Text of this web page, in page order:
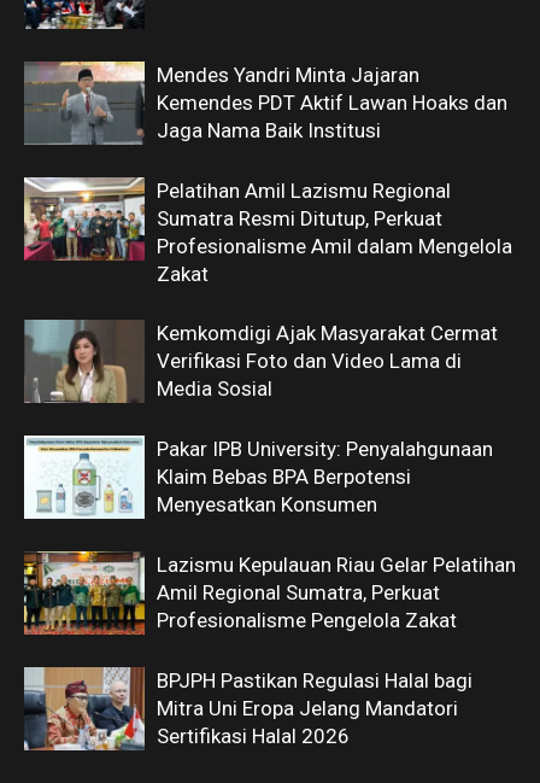
Mendes Yandri Minta Jajaran
Kemendes PDT Aktif Lawan Hoaks dan
Jaga Nama Baik Institusi
Pelatihan Amil Lazismu Regional
Sumatra Resmi Ditutup, Perkuat
Profesionalisme Amil dalam Mengelola
Zakat
Kemkomdigi Ajak Masyarakat Cermat
Verifikasi Foto dan Video Lama di
Media Sosial
Pakar IPB University: Penyalahgunaan
Klaim Bebas BPA Berpotensi
Menyesatkan Konsumen
Lazismu Kepulauan Riau Gelar Pelatihan
Amil Regional Sumatra, Perkuat
Profesionalisme Pengelola Zakat
BPJPH Pastikan Regulasi Halal bagi
Mitra Uni Eropa Jelang Mandatori
Sertifikasi Halal 2026